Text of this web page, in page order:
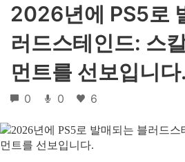
2026년에 PS5로
러드스테인드: 스
먼트를 선보입니다.
0 0 6